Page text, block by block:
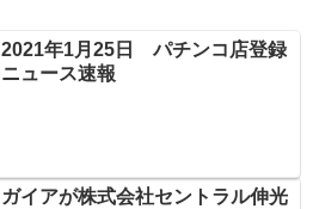
2021年1月25日 パチンコ店登録
ニュース速報
ガイアが株式会社セントラル伸光